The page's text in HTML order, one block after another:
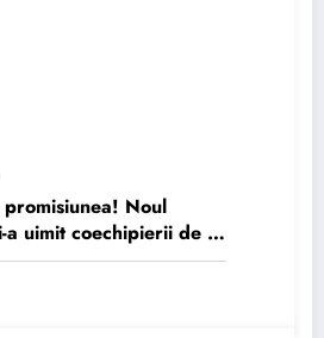
Noul
a uimit coechipierii de la